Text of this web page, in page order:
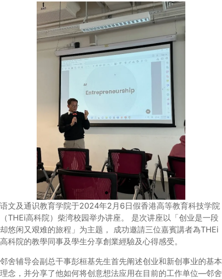
语文及通识教育学院于2024年2月6日假香港高等教育科技学院
（THEi高科院）柴湾校园举办讲座。 是次讲座以「创业是一段
却悠闲又艰难的旅程」为主题，
成功邀請三位嘉賓講者為THEi
高科院的教學同事及學生分享創業經驗及心得感受。
邻舍辅导会副总干事彭桓基先生首先阐述创业和新创事业的基本
理念，并分享了他如何将创意想法应用在目前的工作单位—邻舍